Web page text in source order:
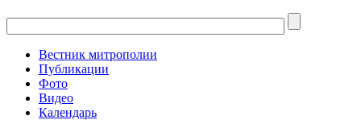
Вестник митрополии
Публикации
Фото
Видео
Календарь